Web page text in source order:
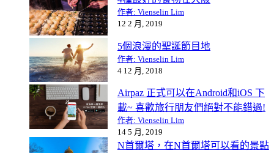
作者: Vienselin Lim
12 2 月, 2019
5個浪漫的聖誕節目地
作者: Vienselin Lim
4 12 月, 2018
Airpaz 正式可以在Android和iOS 下
載~ 喜歡旅行朋友們絕對不能錯過!
作者: Vienselin Lim
14 5 月, 2019
N首爾塔，在N首爾塔可以看的景點